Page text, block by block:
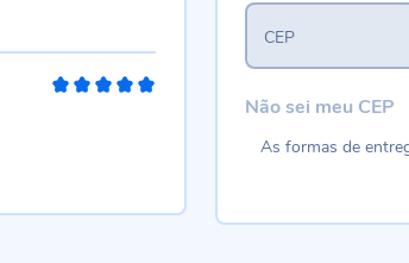
CEP
Não sei meu CEP
As formas de